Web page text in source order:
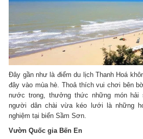
Đây gần như là điểm du lịch Thanh Hoá
đây vào mùa hè. Thoả thích vui chơi bên
nước trong, thưởng thức những món
người dân chài vừa kéo lưới là những
nghiệm tại biển Sầm Sơn.
Vườn Quốc gia Bến En